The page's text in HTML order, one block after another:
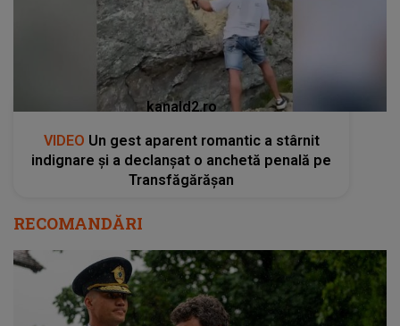
kanald2.ro
VIDEO Un gest aparent romantic a stârnit
indignare și a declanșat o anchetă penală pe
Transfăgărășan
RECOMANDĂRI